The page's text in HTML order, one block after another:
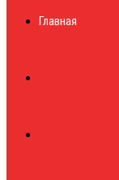
журналГлавная